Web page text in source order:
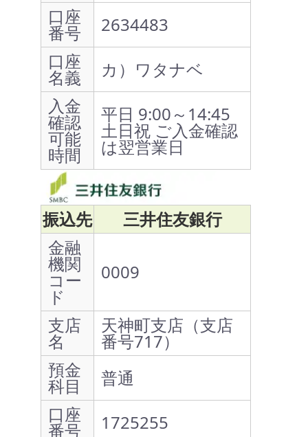
口座
番号
2634483
口座
名義
カ）ワタナベ
入金
確認
可能
時間
平日 9:00～14:45
土日祝 ご入金確認
は翌営業日
振込先
三井住友銀行
金融
機関
コー
ド
0009
支店
名
天神町支店（支店
番号717）
預金
科目
普通
口座
番号
1725255